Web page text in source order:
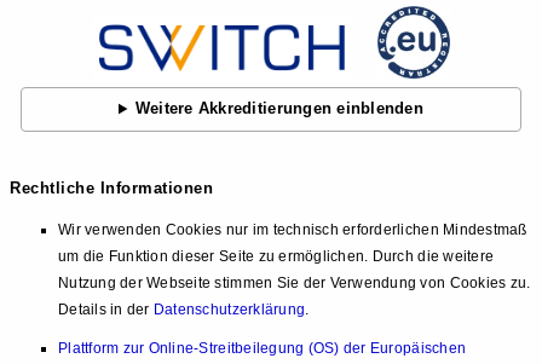
Weitere Akkreditierungen einblenden
Rechtliche Informationen
Wir verwenden Cookies nur im technisch erforderlichen Mindestmaß
um die Funktion dieser Seite zu ermöglichen. Durch die weitere
Nutzung der Webseite stimmen Sie der Verwendung von Cookies zu.
Details in der Datenschutzerklärung.
Plattform zur Online-Streitbeilegung (OS) der Europäischen